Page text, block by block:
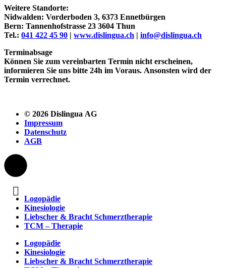
Weitere Standorte:
Nidwalden: Vorderboden 3, 6373 Ennetbürgen
Bern: Tannenhofstrasse 23 3604 Thun
Tel.: 041 422 45 90 | www.dislingua.ch | info@dislingua.ch
Terminabsage
Kön­nen Sie zum vere­in­barten Ter­min nicht erscheinen,
informieren Sie uns bitte 24h im Voraus. Anson­sten wird der
Ter­min ver­rech­net.
© 2026 Dislingua AG
Impressum
Datenschutz
AGB
Logopädie
Kinesiologie
Liebscher & Bracht Schmerztherapie
TCM – Therapie
Logopädie
Kinesiologie
Liebscher & Bracht Schmerztherapie